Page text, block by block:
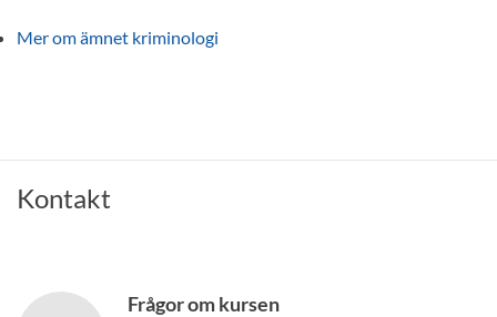
Mer om ämnet kriminologi
Kontakt
Frågor om kursen